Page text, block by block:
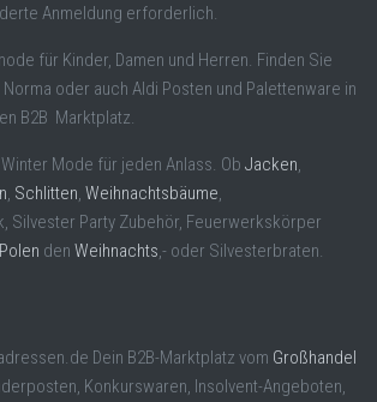
Anmeldung erforderlich.
für Kinder, Damen und Herren. Finden Sie
Norma oder auch Aldi Posten und Palettenware in
B2B Marktplatz.
Mode für jeden Anlass. Ob Jacken,
, Schlitten, Weihnachtsbäume,
Silvester Party Zubehör, Feuerwerkskörper
den Weihnachts,- oder Silvesterbraten.
Dein B2B-Marktplatz vom Großhandel
Konkurswaren, Insolvent-Angeboten,